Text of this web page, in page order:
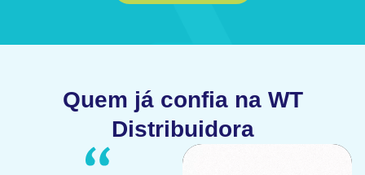
Quem já confia na WT
Distribuidora